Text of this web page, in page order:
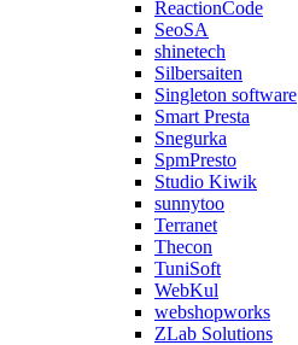
ReactionCode
SeoSA
shinetech
Silbersaiten
Singleton software
Smart Presta
Snegurka
SpmPresto
Studio Kiwik
sunnytoo
Terranet
Thecon
TuniSoft
WebKul
webshopworks
ZLab Solutions